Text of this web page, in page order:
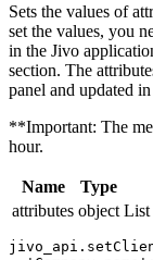
Sets the values ​​of
set the values, you
in the Jivo
section. The
panel and updated
**Important: The
hour.
Name Type
attributes object List